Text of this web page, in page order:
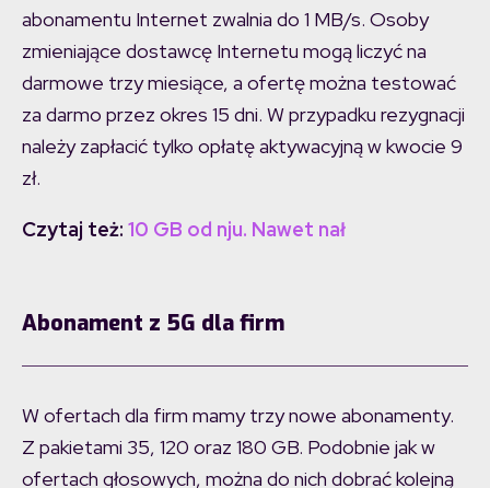
abonamentu Internet zwalnia do 1 MB/s. Osoby
zmieniające dostawcę Internetu mogą liczyć na
darmowe trzy miesiące, a ofertę można testować
za darmo przez okres 15 dni. W przypadku rezygnacji
należy zapłacić tylko opłatę aktywacyjną w kwocie 9
zł.
Czytaj też: 10 GB od nju. Nawet nał
Abonament z 5G dla firm
W ofertach dla firm mamy trzy nowe abonamenty.
Z pakietami 35, 120 oraz 180 GB. Podobnie jak w
ofertach głosowych, można do nich dobrać kolejną